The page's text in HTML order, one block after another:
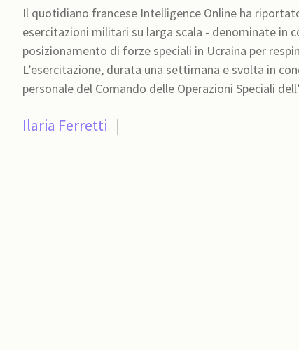
Il quotidiano francese Intelligence Online ha
esercitazioni militari su larga scala - denominate in
posizionamento di forze speciali in Ucraina per
L’esercitazione, durata una settimana e svolta in
personale del Comando delle Operazioni Speciali
Ilaria Ferretti |